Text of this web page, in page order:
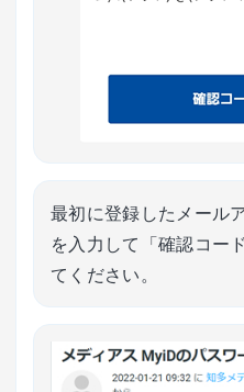
最初に登録したメール
を入力して「確認コー
てください。